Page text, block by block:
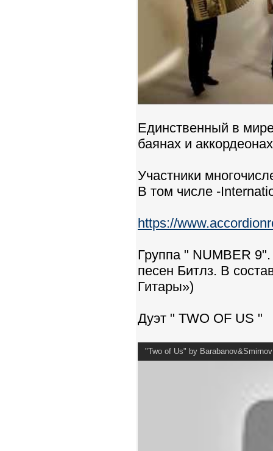
Единственный в
баянах и
Участники
В том числе -
https://
Группа " NUMBER
песен Битлз. В
Гитары»)
Дуэт " TWO OF US "
"Two of Us" by Barabanov&Smirnov